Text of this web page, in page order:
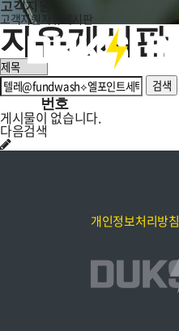
고객지원
고객지원자유게시판
자유게시판
검색
번호
게시물이 없습니다.
다음검색
개인정보처리방침